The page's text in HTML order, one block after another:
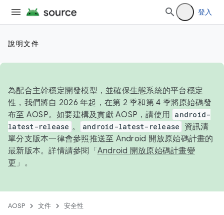
登入
說明文件
為配合主幹穩定開發模型，並確保生態系統的平台穩定
性，我們將自 2026 年起，在第 2 季和第 4 季將原始碼發
布至 AOSP。如要建構及貢獻 AOSP，請使用 android-
latest-release 。 android-latest-release
資訊清
單分支版本一律會參照推送至 Android 開放原始碼計畫的
最新版本。詳情請參閱「 Android 開放原始碼計畫變
更 」。
AOSP 文件 安全性